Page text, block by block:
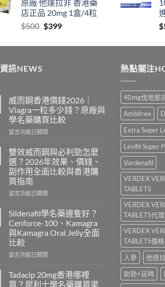
through
$2129
原廠 他達拉非 香港藥
店正品 20mg 1盒/4粒
$500 Original
was:
$399Current
is:
$
訊NEWS
威而鋼香港價錢2026｜
Viagra一粒多少錢？原廠與
學名藥購買比較
在
而
鋼
香
港
價
錢
Viagra
一
粒
多
少
廠
留言功能已關閉
雙效威而鋼與必利勁怎麼
選？2026年效果、價錢、
副作用全面比較與香港購
買指南
在
效
威
而
鋼
與
必
怎
留言功能已關閉
Sildenafil學名藥邊隻好？
Cenforce-100、Kamagra
與Kamagra Oral Jelly全面
比較
在
學
名
留言功能已關閉
Tadacip 20mg香港哪裡
買？犀利士學名藥購買渠
熱點關注
40mg伐地那
Ambitree
Extra Super
Levifil Super
Vardenafil
VERDEX
TABLETS
VERDEX
TABLETS代理
VERDEX
TABLETS價格
人參
他達
助勃+延時